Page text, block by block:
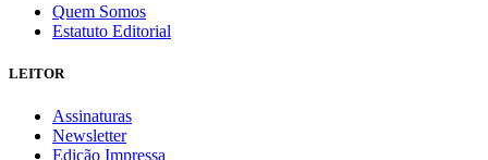
Quem Somos
Estatuto Editorial
LEITOR
Assinaturas
Newsletter
Edição Impressa